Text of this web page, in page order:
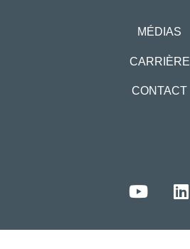
MÉDIAS
CARRIÈRE
CONTACT